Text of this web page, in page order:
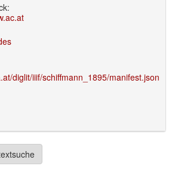
diglit/iiif/schiffmann_1895/manifest.json